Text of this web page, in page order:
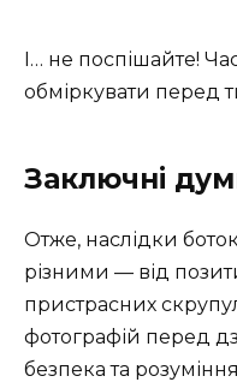
І… не поспішайте!
обміркувати перед
Заключні
Отже, наслідки
різними — від
пристрасних
фотографій перед
безпека та